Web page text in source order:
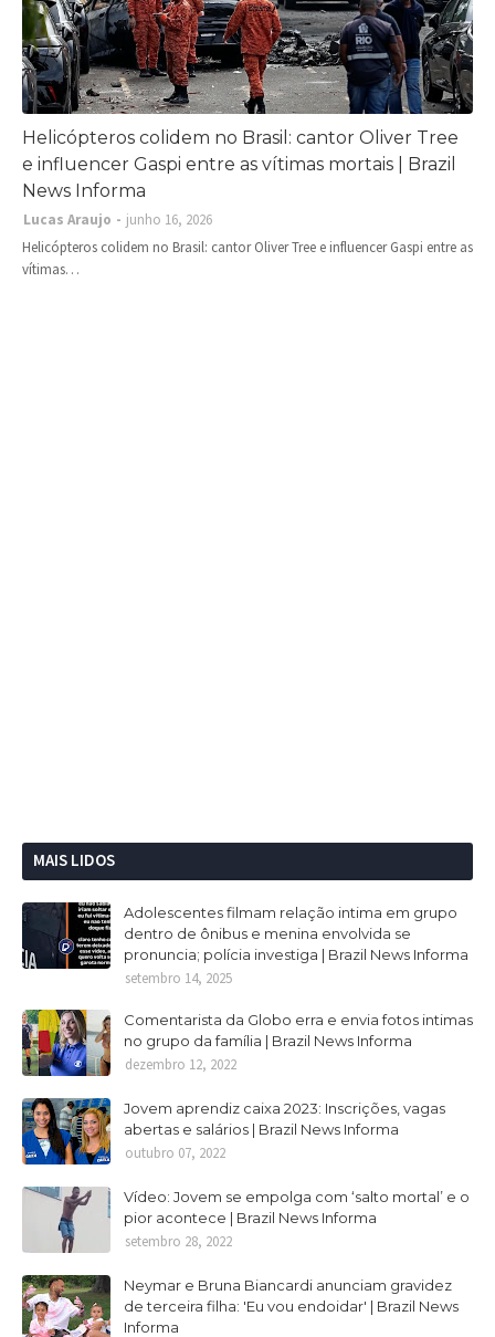
Helicópteros colidem no Brasil: cantor Oliver Tree
e influencer Gaspi entre as vítimas mortais | Brazil
News Informa
Lucas Araujo
junho 16, 2026
Helicópteros colidem no Brasil: cantor Oliver Tree e influencer Gaspi entre as
vítimas…
MAIS LIDOS
Adolescentes filmam relação intima em grupo
dentro de ônibus e menina envolvida se
pronuncia; polícia investiga | Brazil News Informa
setembro 14, 2025
Comentarista da Globo erra e envia fotos intimas
no grupo da família | Brazil News Informa
dezembro 12, 2022
Jovem aprendiz caixa 2023: Inscrições, vagas
abertas e salários | Brazil News Informa
outubro 07, 2022
Vídeo: Jovem se empolga com ‘salto mortal’ e o
pior acontece | Brazil News Informa
setembro 28, 2022
Neymar e Bruna Biancardi anunciam gravidez
de terceira filha: 'Eu vou endoidar' | Brazil News
Informa